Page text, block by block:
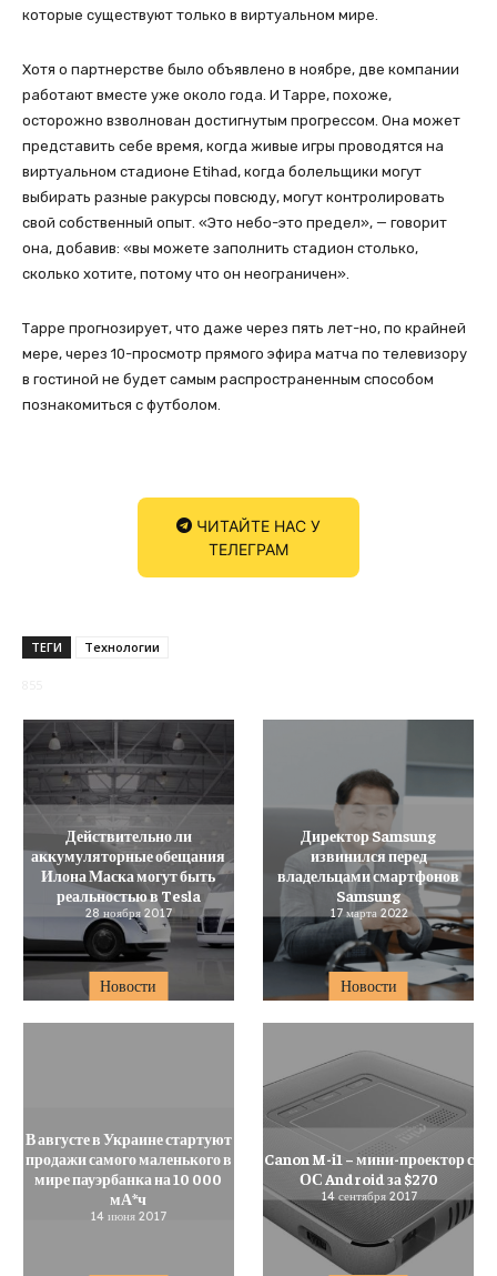
которые существуют только в виртуальном мире.
Хотя о партнерстве было объявлено в ноябре, две компании
работают вместе уже около года. И Тарре, похоже,
осторожно взволнован достигнутым прогрессом. Она может
представить себе время, когда живые игры проводятся на
виртуальном стадионе Etihad, когда болельщики могут
выбирать разные ракурсы повсюду, могут контролировать
свой собственный опыт. «Это небо-это предел», — говорит
она, добавив: «вы можете заполнить стадион столько,
сколько хотите, потому что он неограничен».
Тарре прогнозирует, что даже через пять лет-но, по крайней
мере, через 10-просмотр прямого эфира матча по телевизору
в гостиной не будет самым распространенным способом
познакомиться с футболом.
ЧИТАЙТЕ НАС У
ТЕЛЕГРАМ
ТЕГИ Технологии
Новости
Действительно ли
аккумуляторные обещания
Илона Маска могут быть
реальностью в Tesla
28 ноября 2017
Новости
Директор Samsung
извинился перед
владельцами смартфонов
Samsung
17 марта 2022
В августе в Украине стартуют
продажи самого маленького в
мире пауэрбанка на 10 000
мА*ч
14 июня 2017
Canon M-i1 – мини-проектор с
ОС Android за $270
14 сентября 2017